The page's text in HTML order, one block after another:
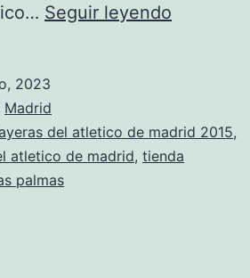
Seguir leyendo
atletico
de
2023
Madrid
del atletico de madrid 2015,
atletico de madrid, tienda
palmas